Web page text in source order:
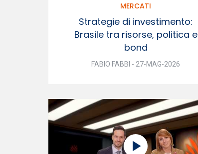
MERCATI
Strategie di investimento:
Brasile tra risorse, politica e
bond
FABIO FABBI - 27-MAG-2026